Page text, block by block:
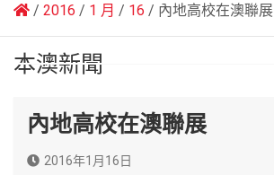
2016 1 月 16 內地高校在澳聯展
本澳新聞
內地高校在澳聯展
2016年1月16日